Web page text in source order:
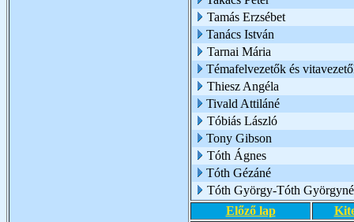
Tamás Erzsébet
Tanács István
Tarnai Mária
Témafelvezetők és
Thiesz Angéla
Tivald Attiláné
Tóbiás László
Tony Gibson
Tóth Ágnes
Tóth Gézáné
Tóth György-Tóth Györgyné
Előző lap